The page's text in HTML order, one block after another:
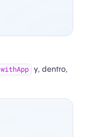
withApp y, dentro,